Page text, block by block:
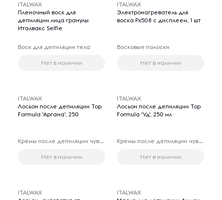
ITALWAX
Пленочный воск для
депиляции лица гранулы
Италвакс Selfie
Воск для депиляции тела
Нет в наличии
ITALWAX
Электронагреватель для
воска Px508 с дисплеем, 1 шт
Восковые полоски
Нет в наличии
ITALWAX
Лосьон после депиляции Top
Formula 'Аргана', 250
Кремы после депиляции чувствительных зон
Нет в наличии
ITALWAX
Лосьон после депиляции Top
Formula 'Уд', 250 мл
Кремы после депиляции чувствительных зон
Нет в наличии
ITALWAX
ITALWAX